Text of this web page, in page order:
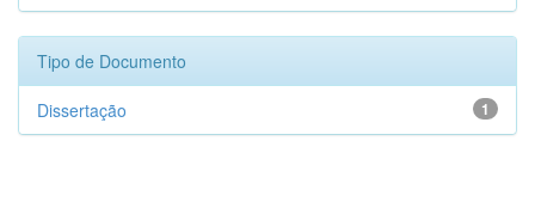
Tipo de Documento
1
Dissertação